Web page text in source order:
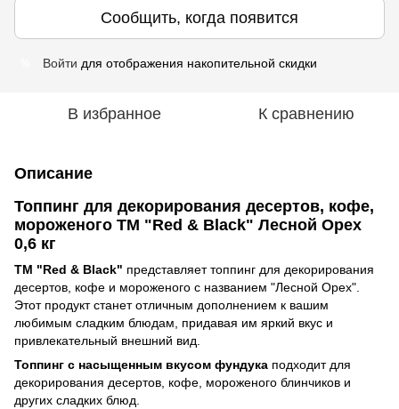
Сообщить, когда появится
Войти для отображения накопительной скидки
В избранное К сравнению
Описание
Топпинг для декорирования десертов, кофе,
мороженого ТМ "Red & Black" Лесной Орех
0,6 кг
ТМ "Red & Black" представляет топпинг для декорирования
десертов, кофе и мороженого с названием "Лесной Орех".
Этот продукт станет отличным дополнением к вашим
любимым сладким блюдам, придавая им яркий вкус и
привлекательный внешний вид.
Топпинг с насыщенным вкусом фундука подходит для
декорирования десертов, кофе, мороженого блинчиков и
других сладких блюд.